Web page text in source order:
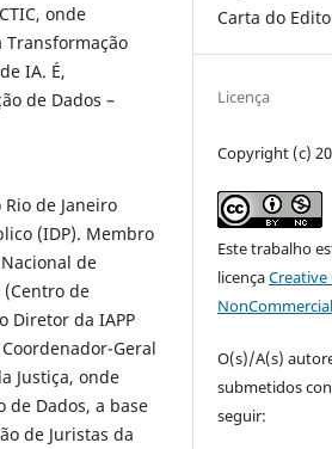
onde
Transformação
IA. É,
de Dados –
de Janeiro
(IDP). Membro
de
(Centro de
Diretor da IAPP
Geral
Justiça, onde
de Dados, a base
de Juristas da
Carta do
Licença
Copyright (c)
Este trabalho
licença
O(s)/A(s)
submetidos
seguir: